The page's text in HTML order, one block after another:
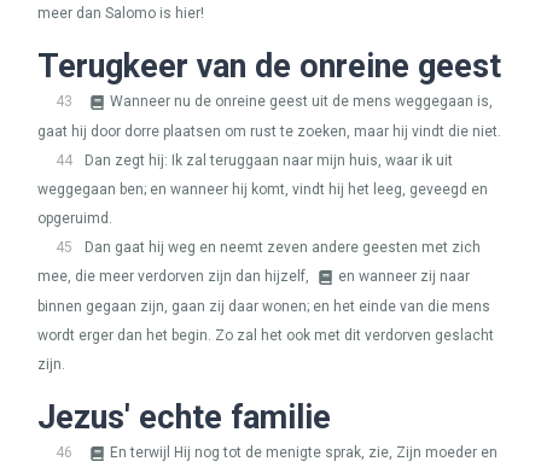
meer dan Salomo is hier!
Terugkeer van de onreine geest
43
Wanneer nu de onreine geest uit de mens weggegaan is,
gaat hij door dorre plaatsen om rust te zoeken, maar hij vindt die niet.
44
Dan zegt hij: Ik zal teruggaan naar mijn huis, waar ik uit
weggegaan ben; en wanneer hij komt, vindt hij het leeg, geveegd en
opgeruimd.
45
Dan gaat hij weg en neemt zeven andere geesten met zich
mee, die meer verdorven zijn dan hijzelf,
en wanneer zij naar
binnen gegaan zijn, gaan zij daar wonen; en het einde van die mens
wordt erger dan het begin. Zo zal het ook met dit verdorven geslacht
zijn.
Jezus' echte familie
46
En terwijl Hij nog tot de menigte sprak, zie, Zijn moeder en